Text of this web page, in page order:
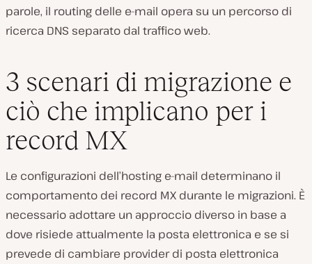
parole, il routing delle e-mail opera su un percorso di
ricerca DNS separato dal traffico web.
3 scenari di migrazione e
ciò che implicano per i
record MX
Le configurazioni dell’hosting e-mail determinano il
comportamento dei record MX durante le migrazioni. È
necessario adottare un approccio diverso in base a
dove risiede attualmente la posta elettronica e se si
prevede di cambiare provider di posta elettronica